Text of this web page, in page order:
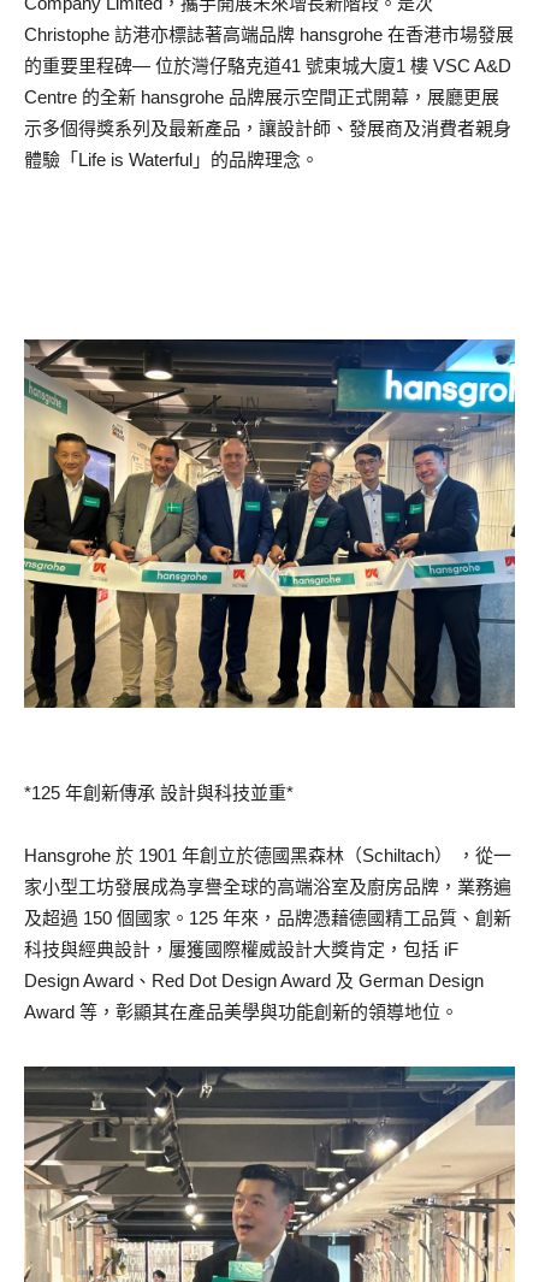
Christophe 訪港亦標誌著高端品牌 hansgrohe 在香港市場發展
的重要里程碑— 位於灣仔駱克道41 號東城大廈1 樓 VSC A&D
Centre 的全新 hansgrohe 品牌展示空間正式開幕，展廳更展
示多個得獎系列及最新產品，讓設計師、發展商及消費者親身
體驗「Life is Waterful」的品牌理念。
*125 年創新傳承 設計與科技並重*
Hansgrohe 於 1901 年創立於德國黑森林（Schiltach） ，從一
家小型工坊發展成為享譽全球的高端浴室及廚房品牌，業務遍
及超過 150 個國家。125 年來，品牌憑藉德國精工品質、創新
科技與經典設計，屢獲國際權威設計大獎肯定，包括 iF
Design Award、Red Dot Design Award 及 German Design
Award 等，彰顯其在產品美學與功能創新的領導地位。